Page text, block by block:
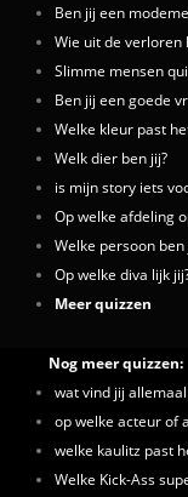
Ben jij een
Wie uit de verloren
Slimme mensen
Ben jij een goede
Welke kleur past
Welk dier ben jij?
is mijn story iets
Op welke afdeling
Welke persoon ben
Op welke diva lijk
Meer quizzen
Nog meer quizzen:
wat vind jij allemaal
op welke acteur of
welke kaulitz past
Welke Kick-Ass